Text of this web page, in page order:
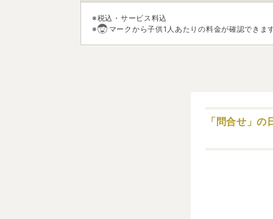
※税込・サービス料込
※
マークから子供1人あたりの料金が確認できま
「問合せ」